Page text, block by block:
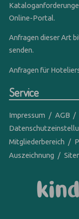
Online-Portal.
Anfragen dieser Art
senden.
Anfragen für
Service
Impressum AGB
Mitgliederbereich
Auszeichnung